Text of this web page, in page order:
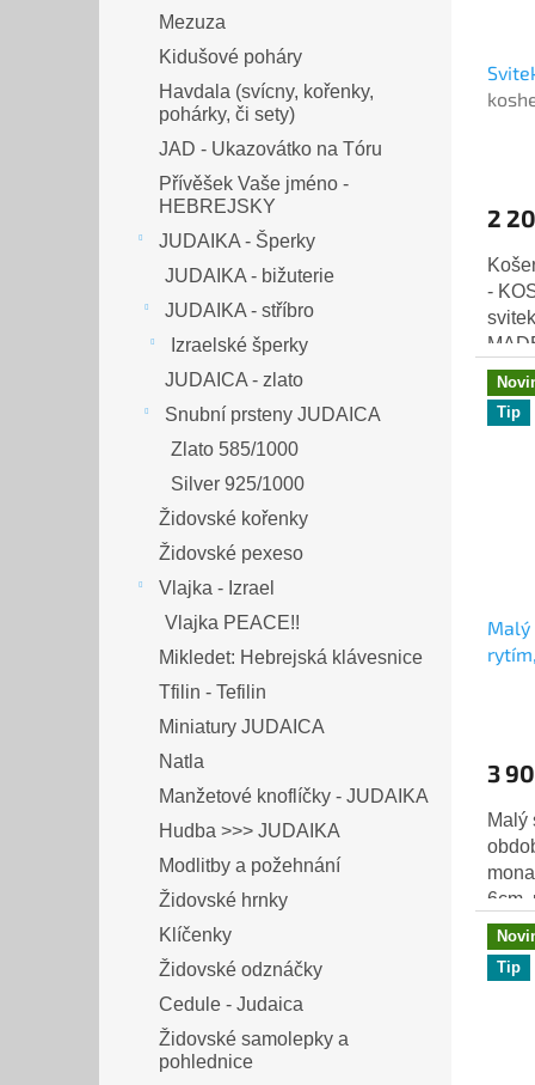
Mezuza
Kidušové poháry
Havdala (svícny, kořenky,
pohárky, či sety)
JAD - Ukazovátko na Tóru
Přívěšek Vaše jméno -
HEBREJSKY
JUDAIKA - Šperky
JUDAIKA - bižuterie
JUDAIKA - stříbro
Izraelské šperky
JUDAICA - zlato
Snubní prsteny JUDAICA
Zlato 585/1000
Silver 925/1000
Židovské kořenky
Židovské pexeso
Vlajka - Izrael
Vlajka PEACE!!
Mikledet: Hebrejská klávesnice
Tfilin - Tefilin
Miniatury JUDAICA
Natla
Manžetové knoflíčky - JUDAIKA
Hudba >>> JUDAIKA
Modlitby a požehnání
Židovské hrnky
Klíčenky
Židovské odznáčky
Cedule - Judaica
Židovské samolepky a
pohlednice
2
-
Tip
Malý
3
Malý
6cm,
Tip